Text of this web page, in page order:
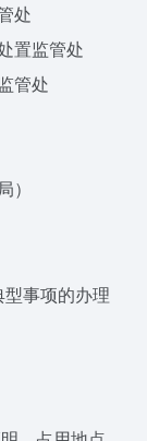
处
置监管处
管处
事项的办理